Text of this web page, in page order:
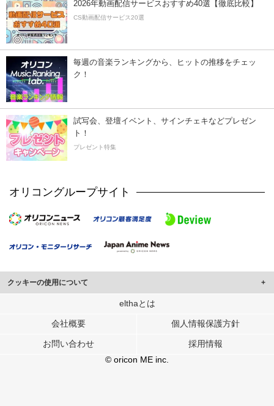
2026年動画配信サービスおすすめ40選【徹底比較】
CS動画配信サービス20選
毎週の音楽ランキングから、ヒットの推移をチェッ
ク！
試写会、登壇イベント、サインチェキなどプレゼン
ト！
プレゼント特集
オリコングループサイト
クッキーの使用について
このサイトでは Cookie を使用して、ユーザーに合わせたコンテンツや広告の
行っています。
メディアや広告配信、データ解析の各パートナーに提供しています。
各パートナーは、この情報とユーザーが各パートナーに提供した他の情報や、
ユーザーが各パートナーのサービスを使用したときに収集した他の情報を組み
elthaとは
会社概要 個人情報保護方針
お問い合わせ
採用情報
© oricon ME inc.